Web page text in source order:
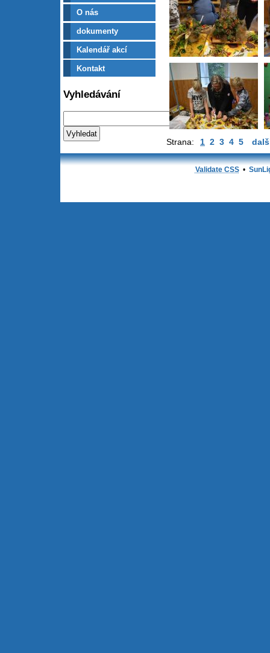
O nás
dokumenty
Kalendář akcí
Kontakt
Vyhledávání
Strana: 1 2 3 4 5
Validate CSS•